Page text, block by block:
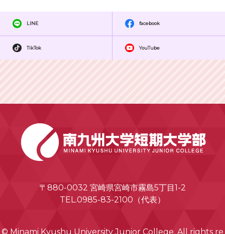
LINE facebook
TikTok YouTube
〒880-0032 宮崎県宮崎市霧島5丁目1-2
TEL.0985-83-2100（代表）
© Minami Kyushu University Junior College. All rights re